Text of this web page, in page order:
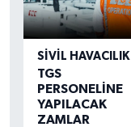
SIVIL HAVACILIK
TGS
PERSONELİNE
YAPILACAK
ZAMLAR